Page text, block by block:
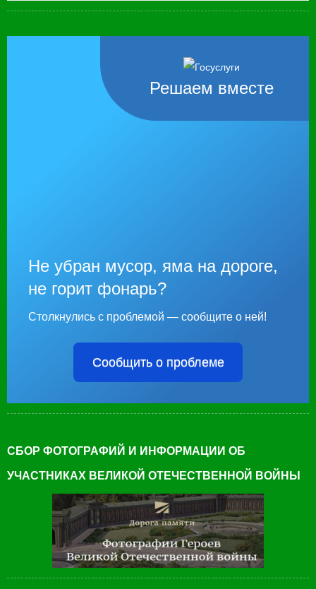
Решаем вместе
Не убран мусор, яма на дороге,
не горит фонарь?
Столкнулись с проблемой — сообщите о ней!
Сообщить о проблеме
СБОР ФОТОГРАФИЙ И ИНФОРМАЦИИ ОБ
УЧАСТНИКАХ ВЕЛИКОЙ ОТЕЧЕСТВЕННОЙ ВОЙНЫ